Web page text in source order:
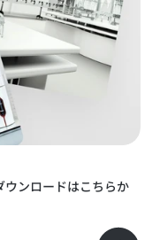
ウンロードはこちらか